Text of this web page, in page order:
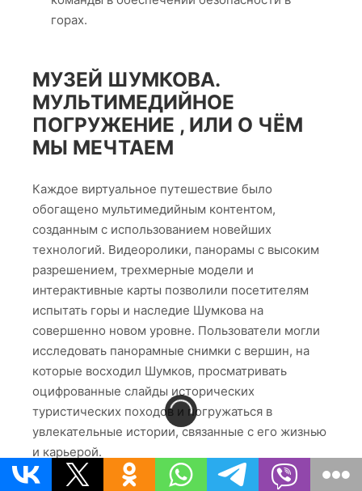
ЦИФРОВОМУ МУЗЕЮ
Внутри виртуального музея посетителей ждёт
интерактивная навигационная система,
разработанная с использованием передовых
спроектирован таким образом, чтобы он был
интуитивно понятным и позволял легко
ориентироваться по различным разделам музея.
Посетители могли бы выбирать из шести
основных маршрутов, каждый из которых
представлял собой уникальное путешествие,
воссоздающее опыт и наследие Анатолия
Шумкова. Маршруты охватят следующие темы:
* Биография Шумкова: Путешествие в
жизнь и карьеру выдающегося горного
туриста.
* Маршруты Шумкова: Исследование
культовых походов Шумкова, которые
сформировали советский горный туризм.